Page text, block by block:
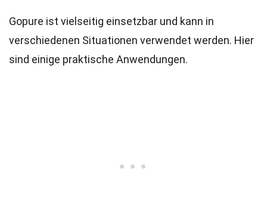
Gopure ist vielseitig einsetzbar und kann in
verschiedenen Situationen verwendet werden. Hier
sind einige praktische Anwendungen.